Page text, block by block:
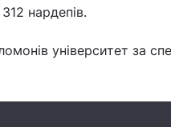
нардепів.
університет за